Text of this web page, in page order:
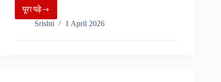
पूरा पढ़े
6
महीने
के
Srishti 1 April 2026